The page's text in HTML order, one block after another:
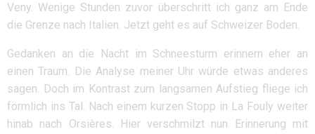
Veny. Wenige Stunden zuvor überschritt ich ganz am Ende
die Grenze nach Italien. Jetzt geht es auf Schweizer Boden.
Gedanken an die Nacht im Schneesturm erinnern eher an
einen Traum. Die Analyse meiner Uhr würde etwas anderes
sagen. Doch im Kontrast zum langsamen Aufstieg fliege ich
förmlich ins Tal. Nach einem kurzen Stopp in La Fouly weiter
hinab nach Orsières. Hier verschmilzt nun Erinnerung mit